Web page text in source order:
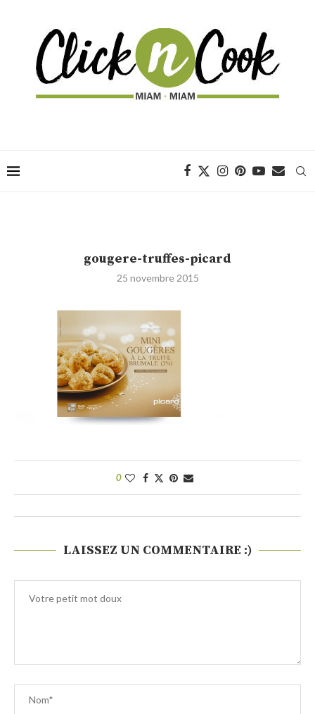
gougere-truffes-picard
25 novembre 2015
0
LAISSEZ UN COMMENTAIRE :)